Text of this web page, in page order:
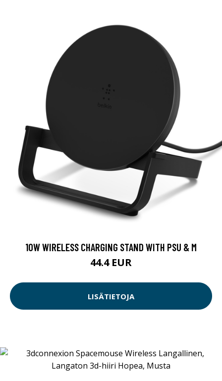
10W WIRELESS CHARGING STAND WITH PSU & M
44.4 EUR
LISÄTIETOJA